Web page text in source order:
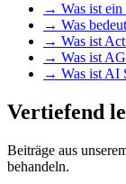
→ Was ist
→ Was
→ Was ist
→ Was ist
→ Was ist AI
Vertiefend
Beiträge aus
behandeln.